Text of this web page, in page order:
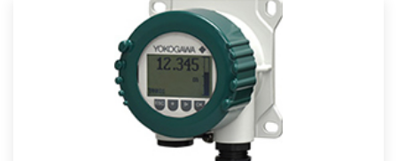
波立ちなどに影響されにくいため、従来は測定困
難だったアプリケーションにも対応できます。非
接触測定で可動部が無いため、メンテナンスの手
間を低減できます。TIIS 本質安全防爆仕様に対応
したモデルもあります。